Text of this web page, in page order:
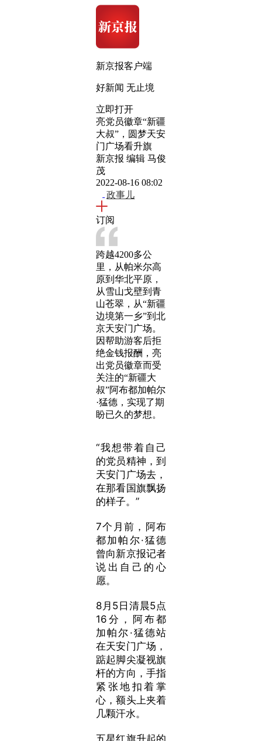
新京报客户端
好新闻 无止境
立即打开
亮党员徽章“新疆
大叔”，圆梦天安
门广场看升旗
新京报 编辑 马俊
茂
2022-08-16 08:02
政事儿
订阅
跨越4200多公
里，从帕米尔高
原到华北平原，
从雪山戈壁到青
山苍翠，从“新疆
边境第一乡”到北
京天安门广场。
因帮助游客后拒
绝金钱报酬，亮
出党员徽章而受
关注的“新疆大
叔”阿布都加帕尔
·猛德，实现了期
盼已久的梦想。
“我想带着自己
的党员精神，到
天安门广场去，
在那看国旗飘扬
的样子。”
7个月前，阿布
都加帕尔·猛德
曾向新京报记者
说出自己的心
愿。
8月5日清晨5点
16分，
阿布都
加帕尔·猛德站
在天安门广场，
踮起脚尖凝视旗
杆的方向，手指
紧张地扣着掌
心，额头上夹着
几颗汗水。
五星红旗升起的